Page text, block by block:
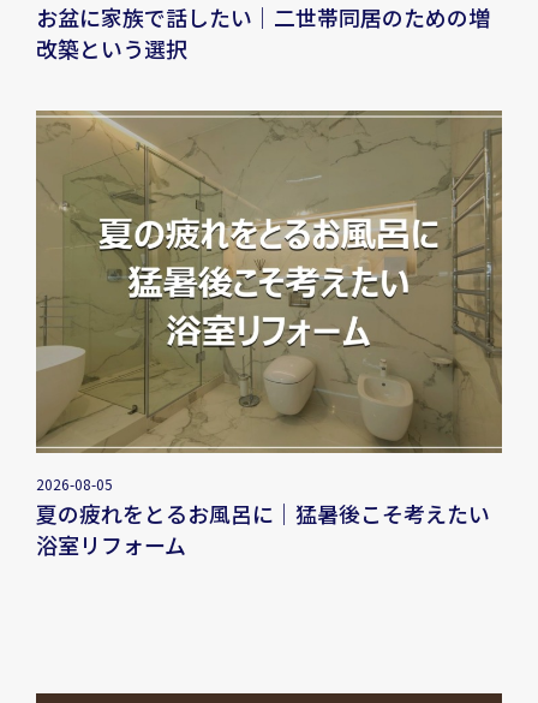
お盆に家族で話したい｜二世帯同居のための増
改築という選択
2026-08-05
夏の疲れをとるお風呂に｜猛暑後こそ考えたい
浴室リフォーム